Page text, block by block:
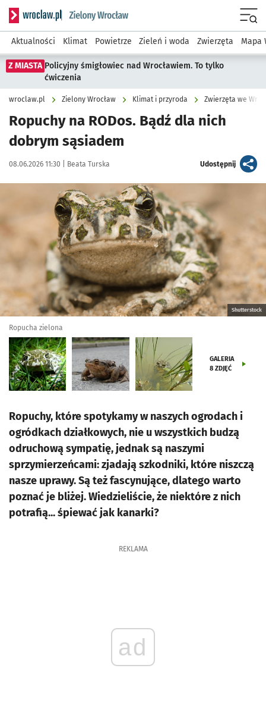
Serwis informacyjny wroclaw.pl podserwis: Środowisko we
Aktualności Klimat Powietrze Zieleń i woda Zwierzęta Mapa
Z MIASTA Policyjny śmigłowiec nad Wrocławiem. To tylko
ćwiczenia
wroclaw.pl Zielony Wrocław Klimat i przyroda Zwierzęta we
Ropuchy na RODos. Bądź dla nich
dobrym sąsiadem
Data publikacji:
08.06.2026 11:30 | Autor:
Beata Turska Udostępnijartykuł
Kliknij, aby zobaczyć galerię
Shutterstock
Ropucha zielona
GALERIA
8 ZDJĘĆ
Ropuchy, które spotykamy w naszych ogrodach i
ogródkach działkowych, nie u wszystkich budzą
odruchową sympatię, jednak są naszymi
sprzymierzeńcami: zjadają szkodniki, które niszczą
nasze uprawy. Są też fascynujące, dlatego warto
poznać je bliżej. Wiedzieliście, że niektóre z nich
potrafią... śpiewać jak kanarki?
REKLAMA
ad